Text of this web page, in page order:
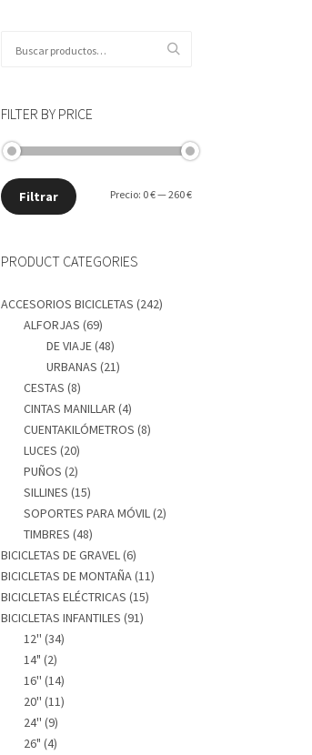
FILTER BY PRICE
Precio
Precio
Filtrar Precio: 0 €—260 €
PRODUCT CATEGORIES
ACCESORIOS BICICLETAS (242)
ALFORJAS (69)
DE VIAJE(48)
URBANAS (21)
CESTAS (8)
CINTAS MANILLAR (4)
CUENTAKILÓMETROS (8)
LUCES (20)
PUÑOS (2)
SILLINES (15)
SOPORTES PARA MÓVIL(2)
TIMBRES (48)
BICICLETAS DE GRAVEL(6)
BICICLETAS DE MONTAÑA(11)
BICICLETAS ELÉCTRICAS (15)
BICICLETAS INFANTILES (91)
12'' (34)
14" (2)
16'' (14)
20'' (11)
24'' (9)
26" (4)